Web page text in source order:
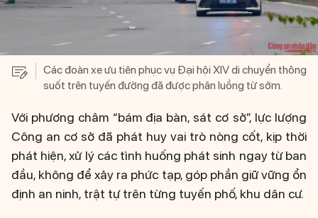
Các đoàn xe ưu tiên phục vụ Đại hội XIV di chuyển thông
suốt trên tuyến đường đã được phân luồng từ sớm.
Với phương châm “bám địa bàn, sát cơ sở”, lực lượng
Công an cơ sở đã phát huy vai trò nòng cốt, kịp thời
phát hiện, xử lý các tình huống phát sinh ngay từ ban
đầu, không để xảy ra phức tạp, góp phần giữ vững ổn
định an ninh, trật tự trên từng tuyến phố, khu dân cư.